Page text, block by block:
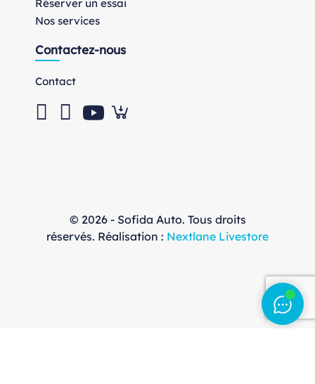
Réserver un essai
Nos services
Contactez-nous
Contact
© 2026 - Sofida Auto. Tous droits
réservés. Réalisation : Nextlane Livestore